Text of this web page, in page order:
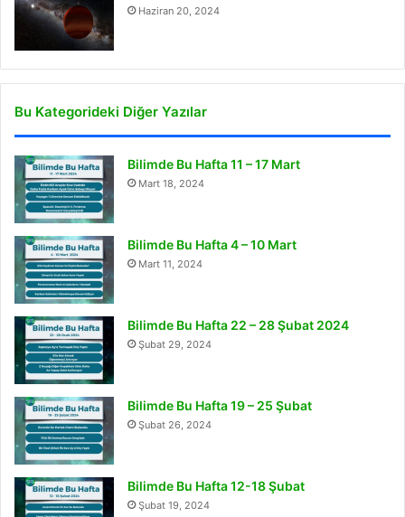
Haziran 20, 2024
Bu Kategorideki Diğer Yazılar
Bilimde Bu Hafta 11 – 17 Mart
Mart 18, 2024
Bilimde Bu Hafta 4 – 10 Mart
Mart 11, 2024
Bilimde Bu Hafta 22 – 28 Şubat 2024
Şubat 29, 2024
Bilimde Bu Hafta 19 – 25 Şubat
Şubat 26, 2024
Bilimde Bu Hafta 12-18 Şubat
Şubat 19, 2024